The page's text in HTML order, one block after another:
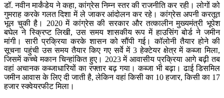
डॉ. नवीन मार्कंडेय ने कहा, कांग्रेस निम्न स्तर की राजनीति कर रही। लोगों को
गुमराह करके गलत दिशा में ले जाकर आंदोलन कर रहे। कांग्रेस अपनी करतूत
भूल चुकी है। 2020 में कांग्रेस की सरकार और तत्कालीन मुख्यमंत्री भूपेश
बघेल ने स्क्रिप्ट लिखी, उस समय शासकीय रूप में हाउसिंग बोर्ड ने जमीन
मांगी। सारी प्रक्रिया करके शासन को सौंपी गई। कॉलोनी तैयार होने की
सूचना पहुंची उस समय तैयार किए गए सर्वे में 3 हेक्टेयर क्षेत्र में कब्जा मिला,
जिसमें कच्चे मकान चिन्हांकित हुए। 2023 में आवासीय प्रक्रिया आगे बढ़ी तब
वहां अचानक कब्जाधारियों का रफ्तार बढ़ गया। कब्जा भी बढ़ा। ढाई डिसमिल
जमीन आवास के लिए दी जाती है, लेकिन वहां किसी का 10 हजार, किसी का 17
हजार स्क्वेयरफीट मिला।